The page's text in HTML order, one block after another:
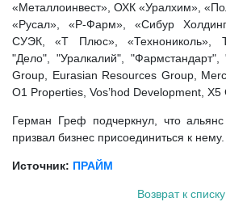
«Металлоинвест», ОХК «Уралхим»,
«Русал», «Р-Фарм», «Сибур
СУЭК, «Т Плюс», «Технониколь»,
"Дело", "Уралкалий",
Group, Eurasian Resources Group,
O1 Properties, Vos’hod Development, X5
Герман Греф подчеркнул, что
призвал бизнес присоединиться к нему.
Источник: ПРАЙМ
Возврат к списку